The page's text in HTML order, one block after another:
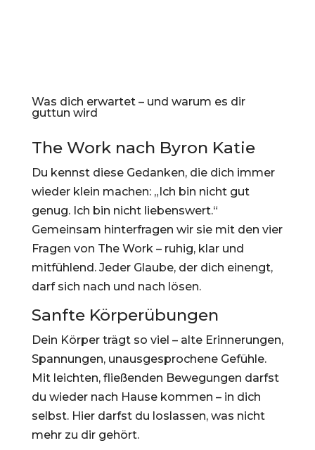
Was dich erwartet – und warum es dir
guttun wird
The Work nach Byron Katie
Du kennst diese Gedanken, die dich immer
wieder klein machen: „Ich bin nicht gut
genug. Ich bin nicht liebenswert.“
Gemeinsam hinterfragen wir sie mit den vier
Fragen von The Work – ruhig, klar und
mitfühlend. Jeder Glaube, der dich einengt,
darf sich nach und nach lösen.
Sanfte Körperübungen
Dein Körper trägt so viel – alte Erinnerungen,
Spannungen, unausgesprochene Gefühle.
Mit leichten, fließenden Bewegungen darfst
du wieder nach Hause kommen – in dich
selbst. Hier darfst du loslassen, was nicht
mehr zu dir gehört.